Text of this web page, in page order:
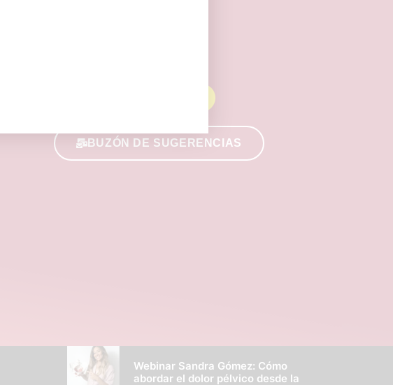
BUZÓN DE SUGERENCIAS
Webinar Sandra Gómez: Cómo
abordar el dolor pélvico desde la